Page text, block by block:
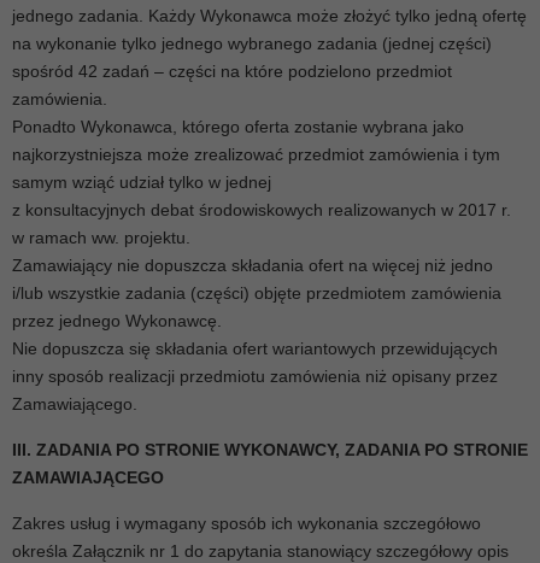
jednego zadania. Każdy Wykonawca może złożyć tylko jedną ofertę
na wykonanie tylko jednego wybranego zadania (jednej części)
spośród 42 zadań – części na które podzielono przedmiot
zamówienia.
Ponadto Wykonawca, którego oferta zostanie wybrana jako
najkorzystniejsza może zrealizować przedmiot zamówienia i tym
samym wziąć udział tylko w jednej
z konsultacyjnych debat środowiskowych realizowanych w 2017 r.
w ramach ww. projektu.
Zamawiający nie dopuszcza składania ofert na więcej niż jedno
i/lub wszystkie zadania (części) objęte przedmiotem zamówienia
przez jednego Wykonawcę.
Nie dopuszcza się składania ofert wariantowych przewidujących
inny sposób realizacji przedmiotu zamówienia niż opisany przez
Zamawiającego.
III. ZADANIA PO STRONIE WYKONAWCY, ZADANIA PO STRONIE
ZAMAWIAJĄCEGO
Zakres usług i wymagany sposób ich wykonania szczegółowo
określa Załącznik nr 1 do zapytania stanowiący szczegółowy opis